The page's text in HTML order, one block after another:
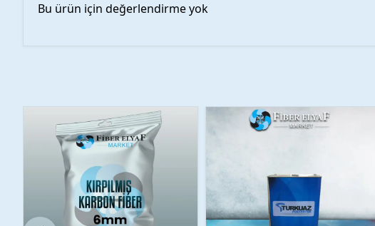
Bu ürün için değerlendirme yok